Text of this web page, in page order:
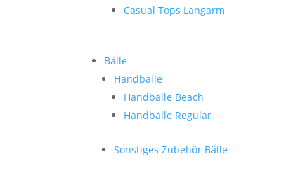
Casual Tops Langarm
Bälle
Handbälle
Handbälle Beach
Handbälle Regular
Sonstiges Zubehör Bälle